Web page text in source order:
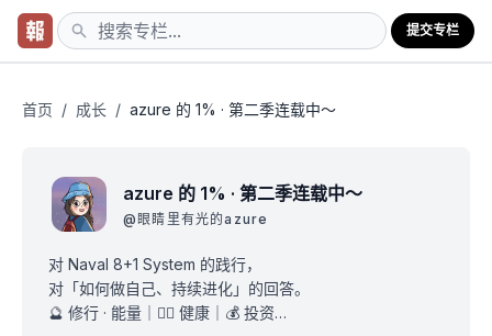
提交专栏
首页 / 成长 / azure 的 1% · 第二季连载中～
azure 的 1% · 第二季连载中～
@ 眼睛里有光的azure
对 Naval 8+1 System 的践行，
对「如何做自己、持续进化」的回答。
🔮 修行 · 能量｜🏃‍♀️ 健康｜💰 投资